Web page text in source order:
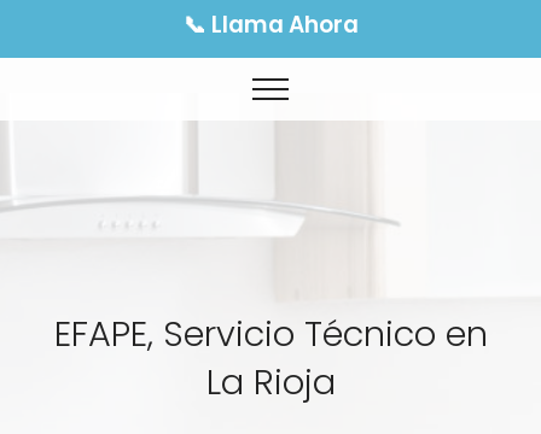
📞 Llama Ahora
EFAPE, Servicio Técnico en
La Rioja